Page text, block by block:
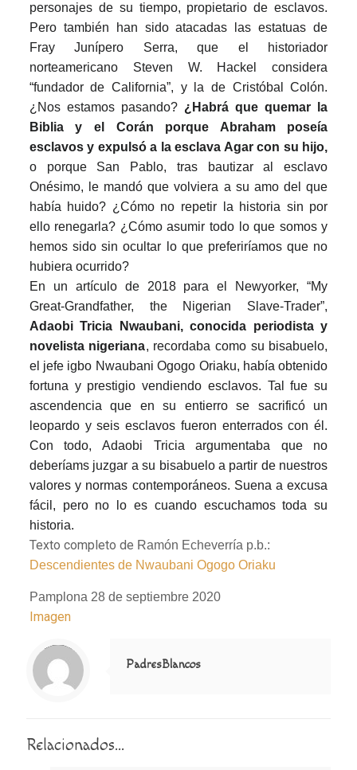
personajes de su tiempo, propietario de esclavos.
Pero también han sido atacadas las estatuas de
Fray Junípero Serra, que el historiador
norteamericano Steven W. Hackel considera
“fundador de California”, y la de Cristóbal Colón.
¿Nos estamos pasando? ¿Habrá que quemar la
Biblia y el Corán porque Abraham poseía
esclavos y expulsó a la esclava Agar con su hijo,
o porque San Pablo, tras bautizar al esclavo
Onésimo, le mandó que volviera a su amo del que
había huido? ¿Cómo no repetir la historia sin por
ello renegarla? ¿Cómo asumir todo lo que somos y
hemos sido sin ocultar lo que preferiríamos que no
hubiera ocurrido?
En un artículo de 2018 para el Newyorker, “My
Great-Grandfather, the Nigerian Slave-Trader”,
Adaobi Tricia Nwaubani, conocida periodista y
novelista nigeriana, recordaba como su bisabuelo,
el jefe igbo Nwaubani Ogogo Oriaku, había obtenido
fortuna y prestigio vendiendo esclavos. Tal fue su
ascendencia que en su entierro se sacrificó un
leopardo y seis esclavos fueron enterrados con él.
Con todo, Adaobi Tricia argumentaba que no
deberíams juzgar a su bisabuelo a partir de nuestros
valores y normas contemporáneos. Suena a excusa
fácil, pero no lo es cuando escuchamos toda su
historia.
Texto completo de Ramón Echeverría p.b.:
Descendientes de Nwaubani Ogogo Oriaku
Pamplona 28 de septiembre 2020
Imagen
Notice
: Trying to access array offset on value of type null in
/home/misioner/public_html/padresblancos/themes/betheme/includes/content-single.php
on line
286
PadresBlancos
Relacionados...